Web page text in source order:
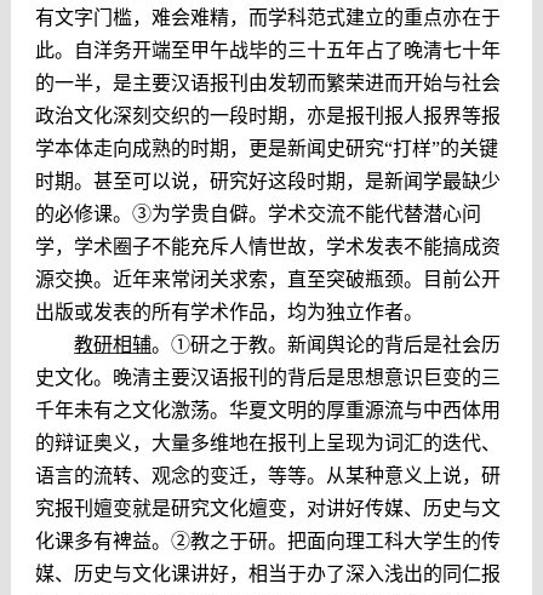
有文字门槛，难会难精，而学科范式建立的重点亦在于
此。自洋务开端至甲午战毕的三十五年占了晚清七十年
的一半，是主要汉语报刊由发轫而繁荣进而开始与社会
政治文化深刻交织的一段时期，亦是报刊报人报界等报
学本体走向成熟的时期，更是新闻史研究“打样”的关键
时期。甚至可以说，研究好这段时期，是新闻学最缺少
的必修课。 ③为学贵自僻。学术交流不能代替潜心问
学，学术圈子不能充斥人情世故，学术发表不能搞成资
源交换。近年来常闭关求索，直至突破瓶颈。目前公开
出版或发表的所有学术作品，均为独立作者。
教研相辅。 ①研之于教。新闻舆论的背后是社会历
史文化。晚清主要汉语报刊的背后是思想意识巨变的三
千年未有之文化激荡。华夏文明的厚重源流与中西体用
的辩证奥义，大量多维地在报刊上呈现为词汇的迭代、
语言的流转、观念的变迁，等等。从某种意义上说，研
究报刊嬗变就是研究文化嬗变，对讲好传媒、历史与文
化课多有裨益。 ②教之于研。把面向理工科大学生的传
媒、历史与文化课讲好，相当于办了深入浅出的同仁报